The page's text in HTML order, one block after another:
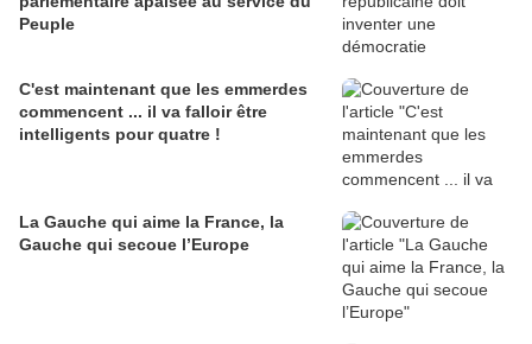
Peuple
C'est maintenant que les emmerdes
commencent ... il va falloir être
intelligents pour quatre !
La Gauche qui aime la France, la
Gauche qui secoue l’Europe